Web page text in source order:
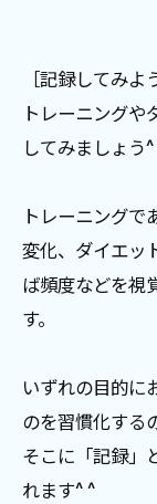
［記録してみよ
トレーニング
してみましょう
トレーニング
変化、ダイエッ
ば頻度などを視
す。
いずれの目的に
のを習慣化する
そこに「記録」
れます^ ^